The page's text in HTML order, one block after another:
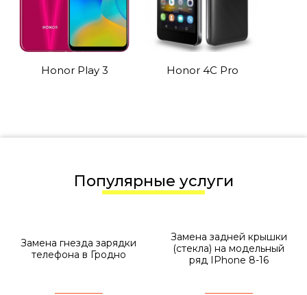
Honor Play 3 Honor 4C Pro
Популярные услуги
Замена гнезда зарядки
телефона в Гродно
Замена задней крышки
(стекла) на модельный
ряд IPhone 8-16